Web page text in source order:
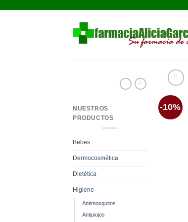
NUESTROS
PRODUCTOS
Bebes
Dermocosmética
Dietética
Higiene
Antimosquitos
Antipiojos
-10%